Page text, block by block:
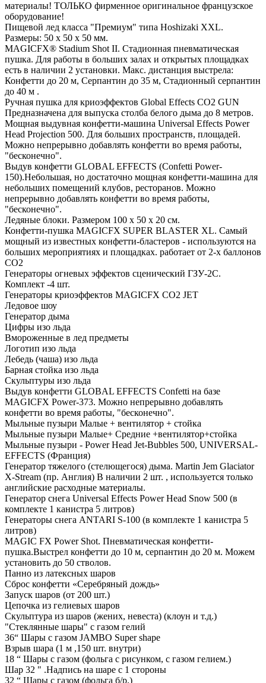
материалы! ТОЛЬКО фирменное оригинальное французское
оборудование!
Пищевой лед класса "Премиум" типа Hoshizaki XXL.
Размеры: 50 х 50 х 50 мм.
MAGICFX® Stadium Shot II. Стадионная пневматическая
пушка. Для работы в больших залах и открытых площадках
есть в наличии 2 установки. Макс. дистанция выстрела:
Конфетти до 20 м, Серпантин до 35 м, Стадионный серпантин
до 40 м .
Ручная пушка для криоэффектов Global Effects CO2 GUN
Предназначена для выпуска столба белого дыма до 8 метров.
Мощная выдувная конфетти-машина Universal Effects Power
Head Projection 500. Для больших пространств, площадей.
Можно непрерывно добавлять конфетти во время работы,
"бесконечно".
Выдув конфетти GLOBAL EFFECTS (Confetti Power-
150).Небольшая, но достаточно мощная конфетти-машина для
небольших помещений клубов, ресторанов. Можно
непрерывно добавлять конфетти во время работы,
"бесконечно".
Ледяные блоки. Размером 100 х 50 х 20 см.
Конфетти-пушка MAGICFX SUPER BLASTER XL. Самый
мощный из известных конфетти-бластеров - используются на
больших мероприятиях и площадках. работает от 2-х баллонов
СО2
Генераторы огневых эффектов сценический ГЗУ-2С.
Комплект -4 шт.
Генераторы криоэффектов MAGICFX CO2 JET
Ледовое шоу
Генератор дыма
Цифры изо льда
Вмороженные в лед предметы
Логотип изо льда
Лебедь (чаша) изо льда
Барная стойка изо льда
Скульптуры изо льда
Выдув конфетти GLOBAL EFFECTS Confetti на базе
MAGICFX Power-373. Можно непрерывно добавлять
конфетти во время работы, "бесконечно".
Мыльные пузыри Малые + вентилятор + стойка
Мыльные пузыри Малые+ Средние +вентилятор+стойка
Мыльные пузыри - Power Head Jet-Bubbles 500, UNIVERSAL-
EFFECTS (Франция)
Генератор тяжелого (стелющегося) дыма. Martin Jem Glaciator
X-Stream (пр. Англия) В наличии 2 шт. , используется только
английские расходные материалы.
Генератор снега Universal Effects Power Head Snow 500 (в
комплекте 1 канистра 5 литров)
Генераторы снега ANTARI S-100 (в комплекте 1 канистра 5
литров)
MAGIC FX Power Shot. Пневматическая конфетти-
пушка.Выстрел конфетти до 10 м, серпантин до 20 м. Можем
установить до 50 стволов.
Панно из латексных шаров
Сброс конфетти «Серебряный дождь»
Запуск шаров (от 200 шт.)
Цепочка из гелиевых шаров
Скульптура из шаров (жених, невеста) (клоун и т.д.)
"Стеклянные шары" с газом гелий
36“ Шары с газом JAMBO Super shape
Взрыв шара (1 м ,150 шт. внутри)
18 “ Шары с газом (фольга с рисунком, с газом гелием.)
Шар 32 " .Надпись на шаре с 1 стороны
32 “ Шары с газом (фольга б/р.)